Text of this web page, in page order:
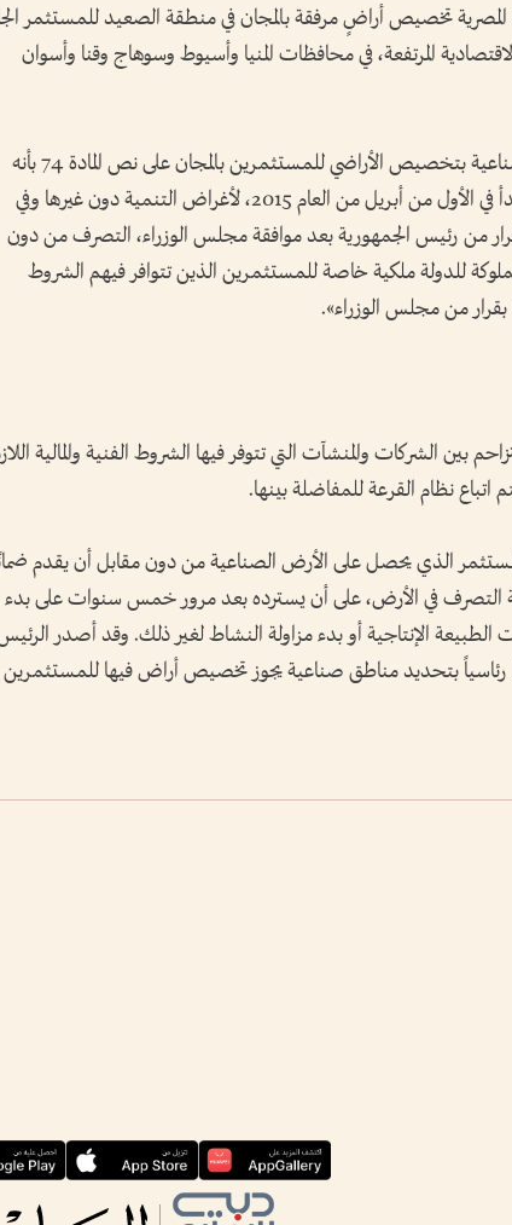
المصرية تخصيص أراضٍ مرفقة بالمجان في منطقة الصعيد للمستثمر
المرتفعة، في محافظات المنيا وأسيوط وسوهاج وقنا وأسوان
ويستند قرار هيئة التنمية الصناعية بتخصيص الأراضي للمستثمرين بالمجان على نص المادة 74 بأنه
«يجوز خلال خمس سنوات تبدأ في الأول من أبريل من العام 2015، لأغراض التنمية دون غيرها وفي
من رئيس الجمهورية بعد موافقة مجلس الوزراء، التصرف من دون
للدولة ملكية خاصة للمستثمرين الذين تتوافر فيهم الشروط
بقرار من مجلس الوزراء».
بين الشركات والمنشآت التي تتوفر فيها الشروط الفنية والمالية
اتباع نظام القرعة للمفاضلة بينها.
تشترط على المستثمر الذي يحصل على الأرض الصناعية من دون مقابل أن يقدم
التصرف في الأرض، على أن يسترده بعد مرور خمس سنوات على بدء
الطبيعة الإنتاجية أو بدء مزاولة النشاط لغير ذلك. وقد أصدر
رئاسياً بتحديد مناطق صناعية يجوز تخصيص أراض فيها للمستثمرين